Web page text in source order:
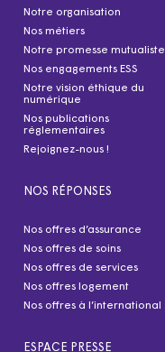
Notre organisation
Nos métiers
Notre promesse mutualiste
Nos engagements ESS
Notre vision éthique du
numérique
Nos publications
réglementaires
Rejoignez-nous !
NOS RÉPONSES
Nos offres d’assurance
Nos offres de soins
Nos offres de services
Nos offres logement
Nos offres à l’international
ESPACE PRESSE